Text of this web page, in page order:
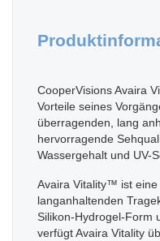
CooperVisions Avaira
Vorteile seines
überragenden, lang
hervorragende
Wassergehalt und UV-
Avaira Vitality™ ist
langanhaltenden
Silikon-Hydrogel-Form
verfügt Avaira Vitality